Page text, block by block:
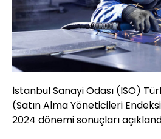
İstanbul Sanayi Odası (İSO)
(Satın Alma Yöneticileri
2024 dönemi sonuçları